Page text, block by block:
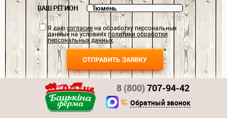
ВАШ РЕГИОН
Я даюсогласиена обработку персональных
данных на условияхполитики обработки
персональных данных.
8 (800)707-94-42
Обратный звонок